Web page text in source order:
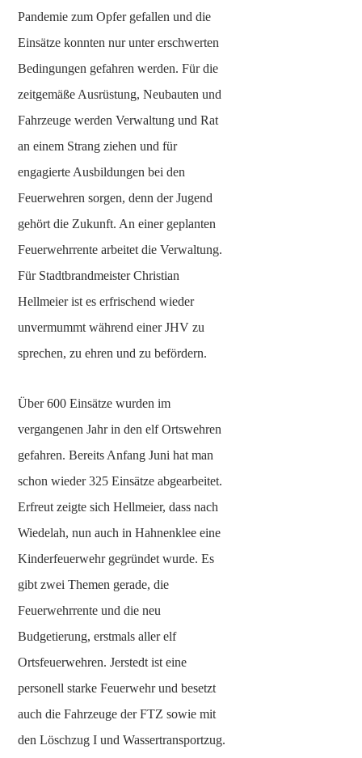
Pandemie zum Opfer gefallen und die
Einsätze konnten nur unter erschwerten
Bedingungen gefahren werden. Für die
zeitgemäße Ausrüstung, Neubauten und
Fahrzeuge werden Verwaltung und Rat
an einem Strang ziehen und für
engagierte Ausbildungen bei den
Feuerwehren sorgen, denn der Jugend
gehört die Zukunft. An einer geplanten
Feuerwehrrente arbeitet die Verwaltung.
Für Stadtbrandmeister Christian
Hellmeier ist es erfrischend wieder
unvermummt während einer JHV zu
sprechen, zu ehren und zu befördern.
Über 600 Einsätze wurden im
vergangenen Jahr in den elf Ortswehren
gefahren. Bereits Anfang Juni hat man
schon wieder 325 Einsätze abgearbeitet.
Erfreut zeigte sich Hellmeier, dass nach
Wiedelah, nun auch in Hahnenklee eine
Kinderfeuerwehr gegründet wurde. Es
gibt zwei Themen gerade, die
Feuerwehrrente und die neu
Budgetierung, erstmals aller elf
Ortsfeuerwehren. Jerstedt ist eine
personell starke Feuerwehr und besetzt
auch die Fahrzeuge der FTZ sowie mit
den Löschzug I und Wassertransportzug.